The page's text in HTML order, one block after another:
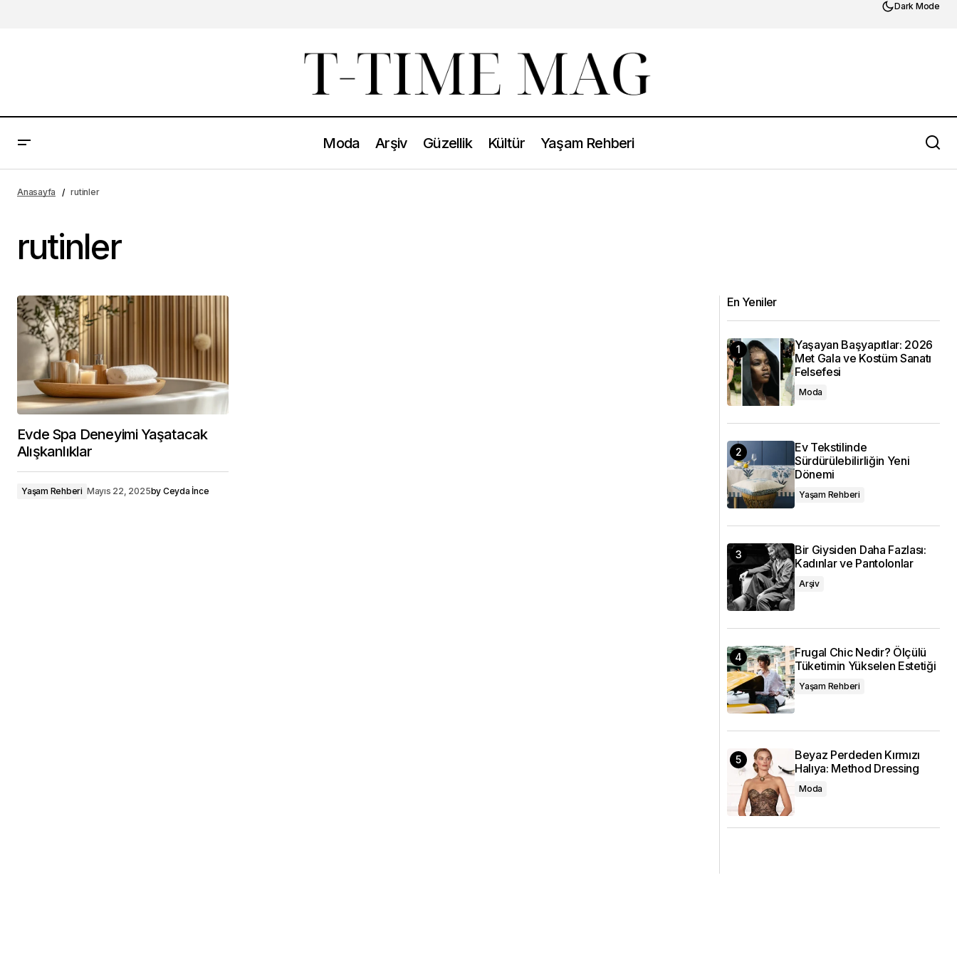
Dark Mode
Moda Arşiv Güzellik Kültür Yaşam Rehberi
Anasayfa rutinler
rutinler
Evde Spa Deneyimi Yaşatacak
Alışkanlıklar
Yaşam Rehberi Mayıs 22, 2025by Ceyda İnce
En Yeniler
Yaşayan Başyapıtlar: 2026
Met Gala ve Kostüm Sanatı
Felsefesi
Moda
Ev Tekstilinde
Sürdürülebilirliğin Yeni
Dönemi
Yaşam Rehberi
Bir Giysiden Daha Fazlası:
Kadınlar ve Pantolonlar
Arşiv
Frugal Chic Nedir? Ölçülü
Tüketimin Yükselen Estetiği
Yaşam Rehberi
Beyaz Perdeden Kırmızı
Halıya: Method Dressing
Moda